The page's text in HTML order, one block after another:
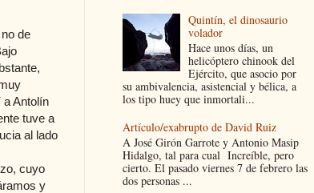
de
a Antolín
tuve a
al lado
cuyo
y
Quintín, el dinosaurio
volador
Hace unos días, un
helicóptero chinook del
Ejército, que asocio por
su ambivalencia, asistencial y bélica, a
los tipo huey que inmortali...
Artículo/exabrupto de David Ruiz
A José Girón Garrote y Antonio Masip
Hidalgo, tal para cual Increíble, pero
cierto. El pasado viernes 7 de febrero las
dos personas ...